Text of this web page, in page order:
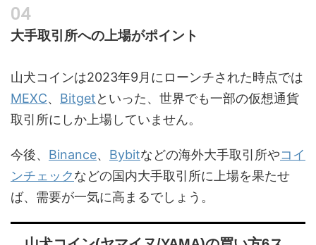
大手取引所への上場がポイント
山犬コインは2023年9月にローンチされた時点では
MEXC、 Bitgetといった、世界でも一部の仮想通貨
取引所にしか上場していません。
今後、 Binance、 Bybitなどの海外大手取引所やコイ
ンチェックなどの国内大手取引所に上場を果たせ
ば、需要が一気に高まるでしょう。